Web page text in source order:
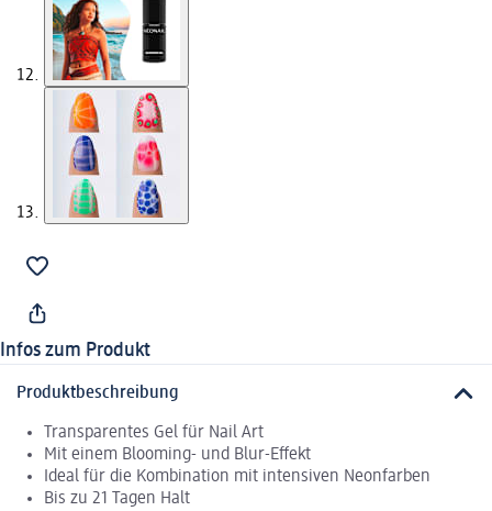
Infos zum Produkt
Produktbeschreibung
Transparentes Gel für Nail Art
Mit einem Blooming- und Blur-Effekt
Ideal für die Kombination mit intensiven Neonfarben
Bis zu 21 Tagen Halt